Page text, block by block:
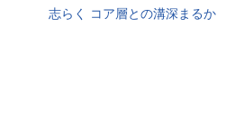
志らく コア層との溝深まるか